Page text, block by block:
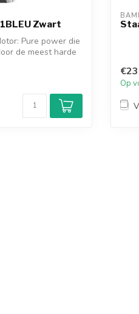
Zwart
Pure power die
de meest harde
Op